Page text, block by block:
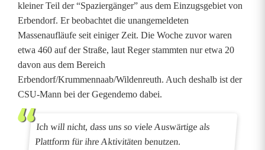
o
n
a
-
S
p
kleiner Teil der “Spaziergänger” aus dem Einzugsgebiet von
Erbendorf. Er beobachtet die unangemeldeten
Massenaufläufe seit einiger Zeit. Die Woche zuvor waren
etwa 460 auf der Straße, laut Reger stammten nur etwa 20
davon aus dem Bereich
Erbendorf/Krummennaab/Wildenreuth. Auch deshalb ist der
CSU-Mann bei der Gegendemo dabei.
Ich will nicht, dass uns so viele Auswärtige als
Plattform für ihre Aktivitäten benutzen.